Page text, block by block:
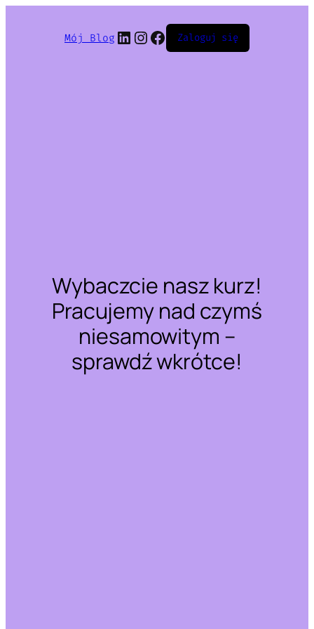
Mój Blog LinkedIn
Instagram
Facebook
Zaloguj się
Wybaczcie nasz kurz!
Pracujemy nad czymś
niesamowitym –
sprawdź wkrótce!